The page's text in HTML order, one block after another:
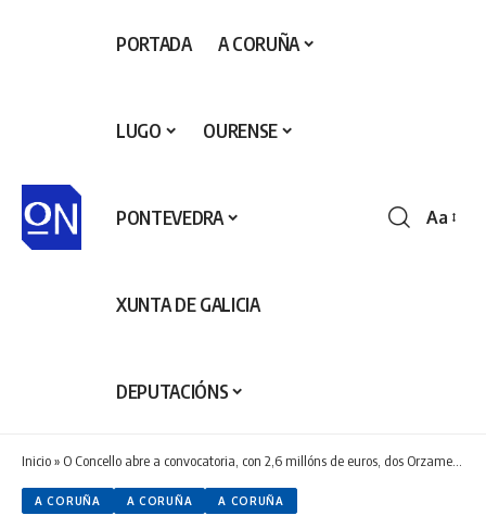
PORTADA A CORUÑA
LUGO OURENSE
PONTEVEDRA
XUNTA DE GALICIA
DEPUTACIÓNS
Aa
Inicio» O Concello abre a convocatoria, con 2,6 millóns de euros, dos Orzamentos Participativos máis centrados nos barrios
A CORUÑA A CORUÑA A CORUÑA